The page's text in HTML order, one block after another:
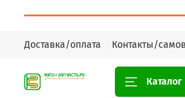
Доставка/оплата Контакты/
Каталог